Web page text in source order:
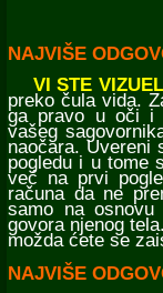
NAJVIŠE
VI STE
preko čula vida.
ga pravo u oči i
vašeg
naočara. Uvereni
pogledu i u tome
već na prvi
računa da ne
samo na osnovu
govora njenog
možda ćete se
NAJVIŠE